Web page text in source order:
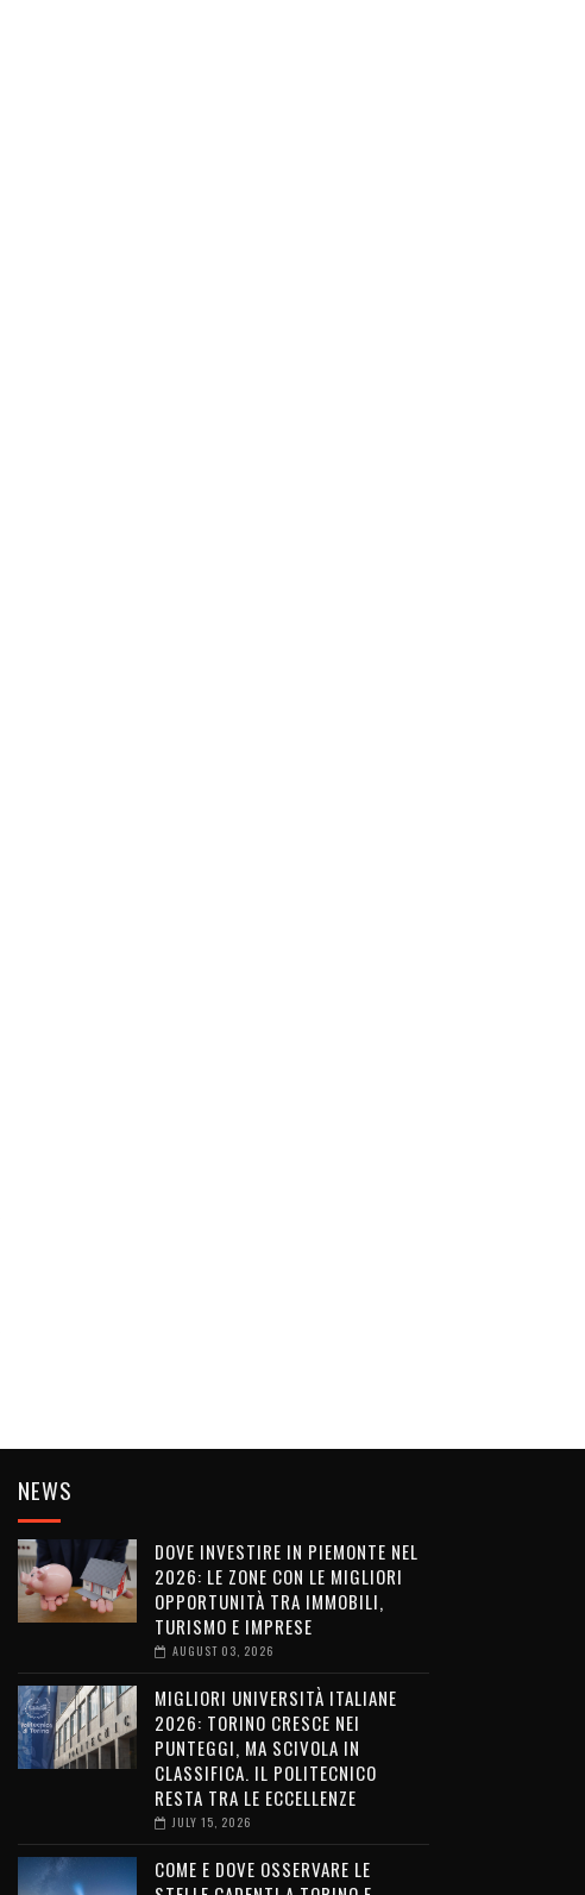
NEWS
DOVE INVESTIRE IN PIEMONTE NEL
2026: LE ZONE CON LE MIGLIORI
OPPORTUNITÀ TRA IMMOBILI,
TURISMO E IMPRESE
AUGUST 03, 2026
MIGLIORI UNIVERSITÀ ITALIANE
2026: TORINO CRESCE NEI
PUNTEGGI, MA SCIVOLA IN
CLASSIFICA. IL POLITECNICO
RESTA TRA LE ECCELLENZE
JULY 15, 2026
COME E DOVE OSSERVARE LE